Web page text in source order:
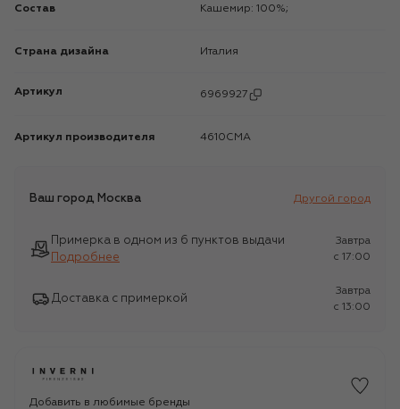
Состав Кашемир: 100%;
Страна дизайна Италия
Артикул 6969927
Артикул производителя 4610CMA
Ваш город Москва Другой город
Примерка в одном из 6 пунктов выдачи
Подробнее
Завтра
c 17:00
Доставка с примеркой
Завтра
c 13:00
Добавить в любимые бренды